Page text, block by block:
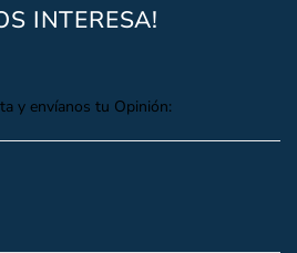
INTERESA!
y envíanos tu Opinión: